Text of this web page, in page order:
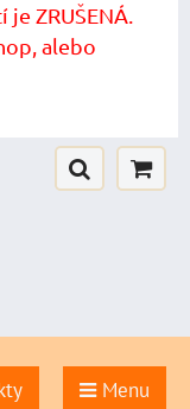
ZRUŠENÁ.
alebo
Menu